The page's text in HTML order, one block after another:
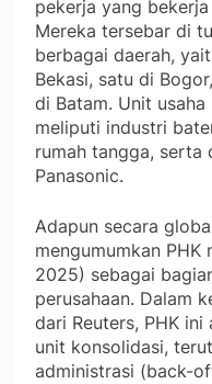
pekerja yang
Mereka tersebar di
berbagai daerah,
Bekasi, satu di
di Batam. Unit
meliputi industri
rumah tangga,
Panasonic.
Adapun secara
mengumumkan
2025) sebagai
perusahaan. Dalam
dari Reuters, PHK
unit konsolidasi,
administrasi (back-